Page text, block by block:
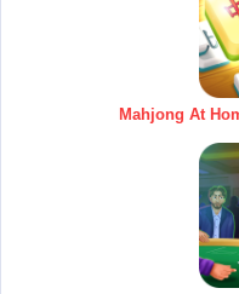
Mahjong At